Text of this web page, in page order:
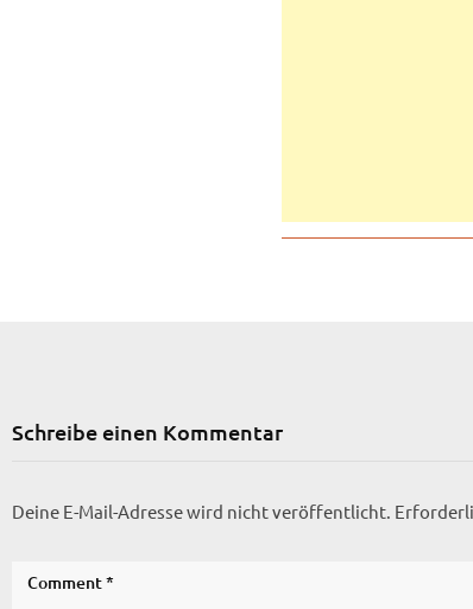
Schreibe einen Kommentar
Deine E-Mail-Adresse wird nicht veröffentlicht.